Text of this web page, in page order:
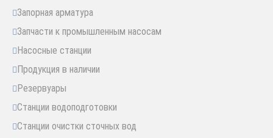
Запорная арматура
Запчасти к промышленным насосам
Насосные станции
Продукция в наличии
Резервуары
Станции водоподготовки
Станции очистки сточных вод